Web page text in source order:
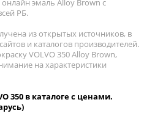
онлайн эмаль Alloy Brown с
РБ.
из открытых источников, в
и каталогов производителей.
VOLVO 350 Alloy Brown,
на характеристики
350 в каталоге с ценами.